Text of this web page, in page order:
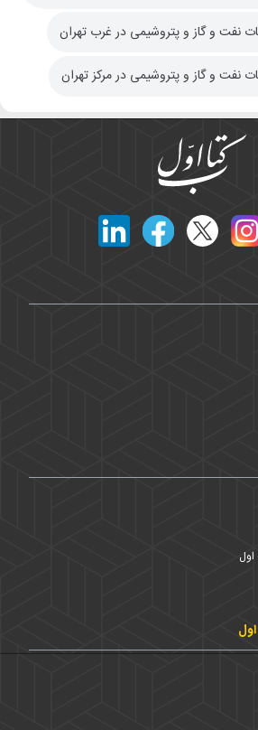
نفت و گاز و پتروشیمی در غرب تهران
نفت و گاز و پتروشیمی در مرکز تهران